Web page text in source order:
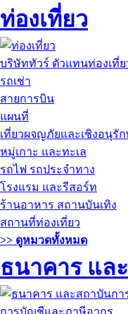
ท่องเที่ยว
บริษัททัวร์ ตัวแทนท่องเที่ย
รถเช่า
สายการบิน
แผนที่
เที่ยวผจญภัยและเชิงอนุรั
หมู่เกาะ และทะเล
รถไฟ รถประจำทาง
โรงแรม และรีสอร์ท
ร้านอาหาร สถานบันเทิง
สถานที่ท่องเที่ยว
>> ดูหมวดทั้งหมด
ธนาคาร แล
การบัญชีและภาษีอากร